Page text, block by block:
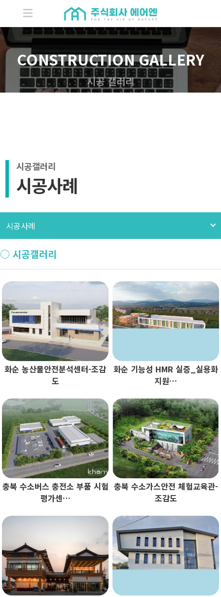
CONSTRUCTION GALLERY
시공 갤러리
시공갤러리
시공사례
시공사례
○ 시공갤러리
화순 농산물안전분석센터-조감
도
화순 기능성 HMR 실증_실용화
지원…
충북 수소버스 충전소 부품 시험
평가센…
충북 수소가스안전 체험교육관-
조감도